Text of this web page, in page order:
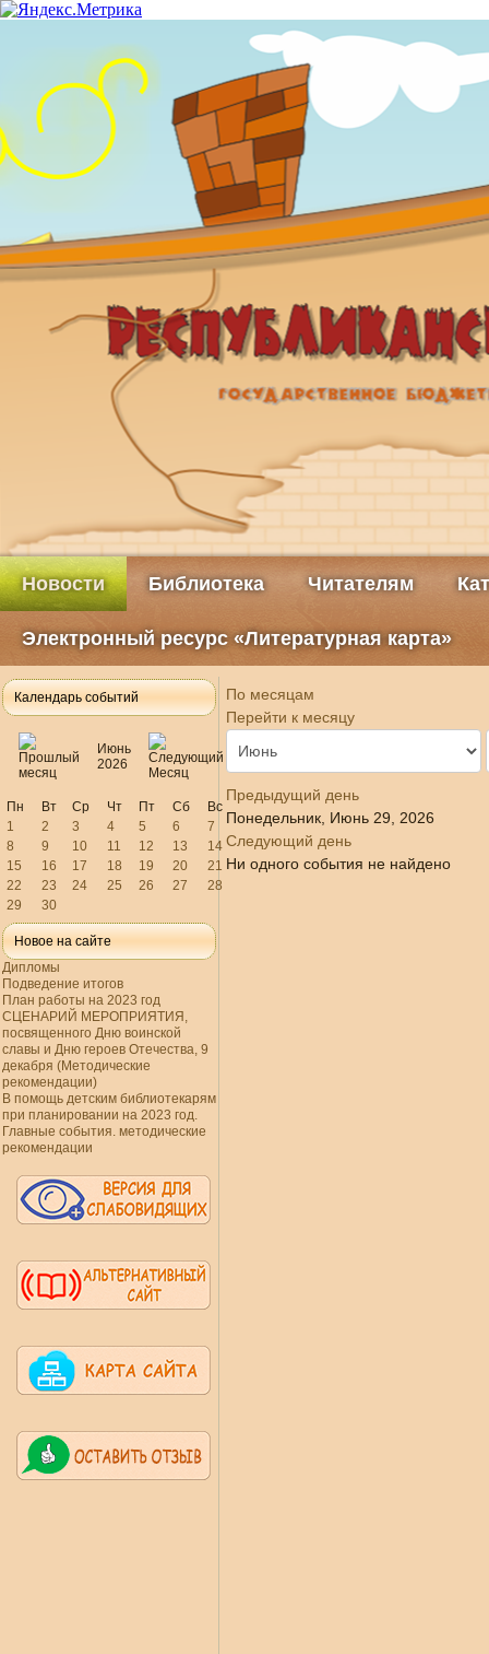
Новости Библиотека Читателям
Электронный ресурс «Литературная карта»
Календарь событий
Июнь
2026
Пн Вт Ср Чт Пт Сб
Вс
1
2 3 4 5 6
7
8
9 10 11 12 13
14
15
16 17 18 19 20
21
22
23 24 25 26 27
28
29
30
Новое на сайте
Дипломы
Подведение итогов
План работы на 2023 год
СЦЕНАРИЙ МЕРОПРИЯТИЯ,
посвященного Дню воинской
славы и Дню героев Отечества, 9
декабря (Методические
рекомендации)
В помощь детским библиотекарям
при планировании на 2023 год.
Главные события. методические
рекомендации
По месяцам
Перейти к месяцу
Предыдущий день
Понедельник, Июнь 29, 2026
Следующий день
Ни одного события не найдено